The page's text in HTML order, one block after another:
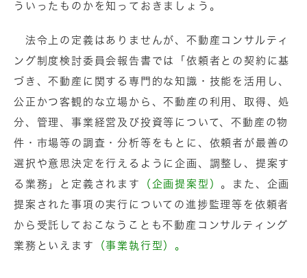
ういったものかを知っておきましょう。
法令上の定義はありませんが、不動産コンサルティ
ング制度検討委員会報告書では「依頼者との契約に基
づき、不動産に関する専門的な知識・技能を活用し、
公正かつ客観的な立場から、不動産の利用、取得、処
分、管理、事業経営及び投資等について、不動産の物
件・市場等の調査・分析等をもとに、依頼者が最善の
選択や意思決定を行えるように企画、調整し、提案す
る業務」と定義されます
（企画提案型） 。また、企画
提案された事項の実行についての進捗監理等を依頼者
から受託しておこなうことも不動産コンサルティング
業務といえます
（事業執行型） 。